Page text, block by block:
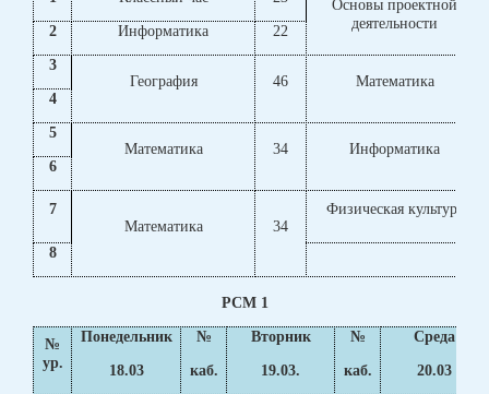
Основы проектной
деятельности
2 Информатика
22
3
География
46
Математика
4
5
Математика
34
Информатика
6
7
Математика
34
Физическая культура
8
РСМ 1
№
ур.
Понедельник
18.03
№
каб.
Вторник
19.03.
№
каб.
Среда
20.03